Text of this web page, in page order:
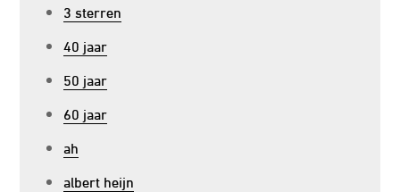
3 sterren
40 jaar
50 jaar
60 jaar
ah
albert heijn